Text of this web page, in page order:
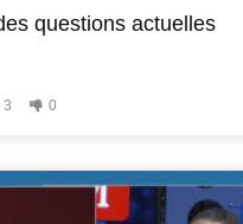
questions actuelles
3 0